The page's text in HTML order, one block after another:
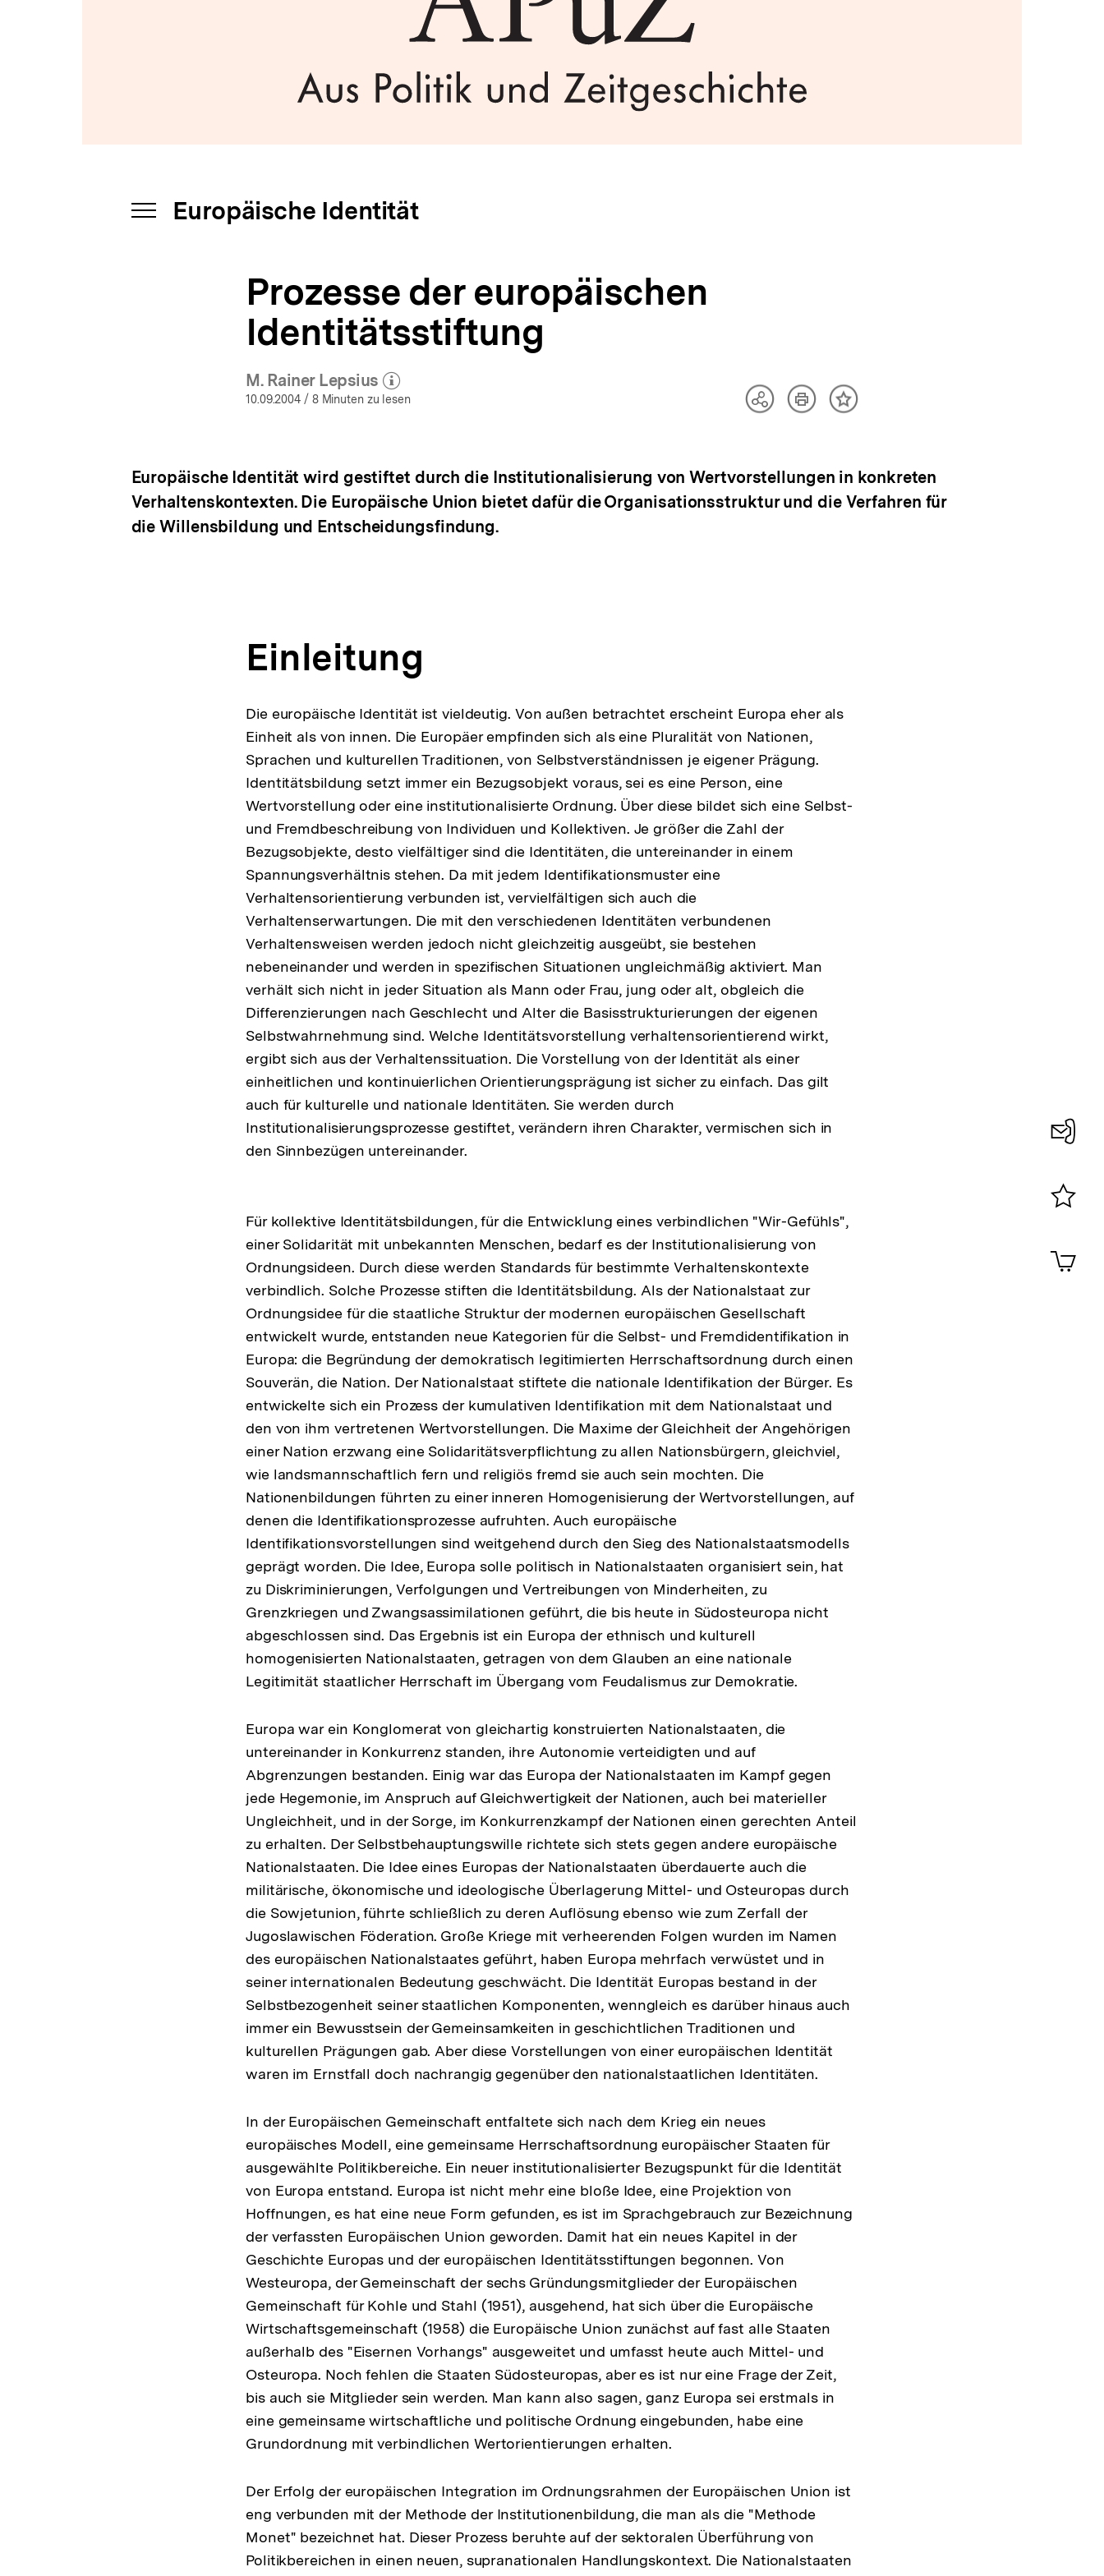
INHALTSNAVIGATION
Europäische Identität
Prozesse der europäischen
Identitätsstiftung
M. Rainer Lepsius
(Mehr zum Autor)
öffnen
10.09.2004 / 8 Minuten zu lesen
TeilenArtikelInhalt
Europäische Identität wird gestiftet durch die Institutionalisierung von Wertvorstellungen in konkreten
Verhaltenskontexten. Die Europäische Union bietet dafür die Organisationsstruktur und die Verfahren für
die Willensbildung und Entscheidungsfindung.
Einleitung
Die europäische Identität ist vieldeutig. Von außen betrachtet erscheint Europa eher als
Einheit als von innen. Die Europäer empfinden sich als eine Pluralität von Nationen,
Sprachen und kulturellen Traditionen, von Selbstverständnissen je eigener Prägung.
Identitätsbildung setzt immer ein Bezugsobjekt voraus, sei es eine Person, eine
Wertvorstellung oder eine institutionalisierte Ordnung. Über diese bildet sich eine Selbst-
und Fremdbeschreibung von Individuen und Kollektiven. Je größer die Zahl der
Bezugsobjekte, desto vielfältiger sind die Identitäten, die untereinander in einem
Spannungsverhältnis stehen. Da mit jedem Identifikationsmuster eine
Verhaltensorientierung verbunden ist, vervielfältigen sich auch die
Verhaltenserwartungen. Die mit den verschiedenen Identitäten verbundenen
Verhaltensweisen werden jedoch nicht gleichzeitig ausgeübt, sie bestehen
nebeneinander und werden in spezifischen Situationen ungleichmäßig aktiviert. Man
verhält sich nicht in jeder Situation als Mann oder Frau, jung oder alt, obgleich die
Differenzierungen nach Geschlecht und Alter die Basisstrukturierungen der eigenen
Selbstwahrnehmung sind. Welche Identitätsvorstellung verhaltensorientierend wirkt,
ergibt sich aus der Verhaltenssituation. Die Vorstellung von der Identität als einer
einheitlichen und kontinuierlichen Orientierungsprägung ist sicher zu einfach. Das gilt
auch für kulturelle und nationale Identitäten. Sie werden durch
Institutionalisierungsprozesse gestiftet, verändern ihren Charakter, vermischen sich in
den Sinnbezügen untereinander.
Für kollektive Identitätsbildungen, für die Entwicklung eines verbindlichen "Wir-Gefühls",
einer Solidarität mit unbekannten Menschen, bedarf es der Institutionalisierung von
Ordnungsideen. Durch diese werden Standards für bestimmte Verhaltenskontexte
verbindlich. Solche Prozesse stiften die Identitätsbildung. Als der Nationalstaat zur
Ordnungsidee für die staatliche Struktur der modernen europäischen Gesellschaft
entwickelt wurde, entstanden neue Kategorien für die Selbst- und Fremdidentifikation in
Europa: die Begründung der demokratisch legitimierten Herrschaftsordnung durch einen
Souverän, die Nation. Der Nationalstaat stiftete die nationale Identifikation der Bürger. Es
entwickelte sich ein Prozess der kumulativen Identifikation mit dem Nationalstaat und
den von ihm vertretenen Wertvorstellungen. Die Maxime der Gleichheit der Angehörigen
einer Nation erzwang eine Solidaritätsverpflichtung zu allen Nationsbürgern, gleichviel,
wie landsmannschaftlich fern und religiös fremd sie auch sein mochten. Die
Nationenbildungen führten zu einer inneren Homogenisierung der Wertvorstellungen, auf
denen die Identifikationsprozesse aufruhten. Auch europäische
Identifikationsvorstellungen sind weitgehend durch den Sieg des Nationalstaatsmodells
geprägt worden. Die Idee, Europa solle politisch in Nationalstaaten organisiert sein, hat
zu Diskriminierungen, Verfolgungen und Vertreibungen von Minderheiten, zu
Grenzkriegen und Zwangsassimilationen geführt, die bis heute in Südosteuropa nicht
abgeschlossen sind. Das Ergebnis ist ein Europa der ethnisch und kulturell
homogenisierten Nationalstaaten, getragen von dem Glauben an eine nationale
Legitimität staatlicher Herrschaft im Übergang vom Feudalismus zur Demokratie.
Europa war ein Konglomerat von gleichartig konstruierten Nationalstaaten, die
untereinander in Konkurrenz standen, ihre Autonomie verteidigten und auf
Abgrenzungen bestanden. Einig war das Europa der Nationalstaaten im Kampf gegen
jede Hegemonie, im Anspruch auf Gleichwertigkeit der Nationen, auch bei materieller
Ungleichheit, und in der Sorge, im Konkurrenzkampf der Nationen einen gerechten Anteil
zu erhalten. Der Selbstbehauptungswille richtete sich stets gegen andere europäische
Nationalstaaten. Die Idee eines Europas der Nationalstaaten überdauerte auch die
militärische, ökonomische und ideologische Überlagerung Mittel- und Osteuropas durch
die Sowjetunion, führte schließlich zu deren Auflösung ebenso wie zum Zerfall der
Jugoslawischen Föderation. Große Kriege mit verheerenden Folgen wurden im Namen
des europäischen Nationalstaates geführt, haben Europa mehrfach verwüstet und in
seiner internationalen Bedeutung geschwächt. Die Identität Europas bestand in der
Selbstbezogenheit seiner staatlichen Komponenten, wenngleich es darüber hinaus auch
immer ein Bewusstsein der Gemeinsamkeiten in geschichtlichen Traditionen und
kulturellen Prägungen gab. Aber diese Vorstellungen von einer europäischen Identität
waren im Ernstfall doch nachrangig gegenüber den nationalstaatlichen Identitäten.
In der Europäischen Gemeinschaft entfaltete sich nach dem Krieg ein neues
europäisches Modell, eine gemeinsame Herrschaftsordnung europäischer Staaten für
ausgewählte Politikbereiche. Ein neuer institutionalisierter Bezugspunkt für die Identität
von Europa entstand. Europa ist nicht mehr eine bloße Idee, eine Projektion von
Hoffnungen, es hat eine neue Form gefunden, es ist im Sprachgebrauch zur Bezeichnung
der verfassten Europäischen Union geworden. Damit hat ein neues Kapitel in der
Geschichte Europas und der europäischen Identitätsstiftungen begonnen. Von
Westeuropa, der Gemeinschaft der sechs Gründungsmitglieder der Europäischen
Gemeinschaft für Kohle und Stahl (1951), ausgehend, hat sich über die Europäische
Wirtschaftsgemeinschaft (1958) die Europäische Union zunächst auf fast alle Staaten
außerhalb des "Eisernen Vorhangs" ausgeweitet und umfasst heute auch Mittel- und
Osteuropa. Noch fehlen die Staaten Südosteuropas, aber es ist nur eine Frage der Zeit,
bis auch sie Mitglieder sein werden. Man kann also sagen, ganz Europa sei erstmals in
eine gemeinsame wirtschaftliche und politische Ordnung eingebunden, habe eine
Grundordnung mit verbindlichen Wertorientierungen erhalten.
Der Erfolg der europäischen Integration im Ordnungsrahmen der Europäischen Union ist
eng verbunden mit der Methode der Institutionenbildung, die man als die "Methode
Monet" bezeichnet hat. Dieser Prozess beruhte auf der sektoralen Überführung von
Politikbereichen in einen neuen, supranationalen Handlungskontext. Die Nationalstaaten